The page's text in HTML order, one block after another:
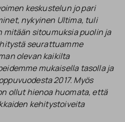
keskustelun jo pari
nykyinen Ultima, tuli
mitään sitoumuksia puolin ja
seurattuamme
olevan kaikilta
mukaisella tasolla ja
2017. Myös
ollut hienoa huomata, että
kehitystoiveita